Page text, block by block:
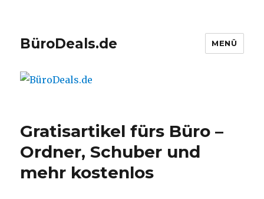
BüroDeals.de MENÜ
Gratisartikel fürs Büro –
Ordner, Schuber und
mehr kostenlos